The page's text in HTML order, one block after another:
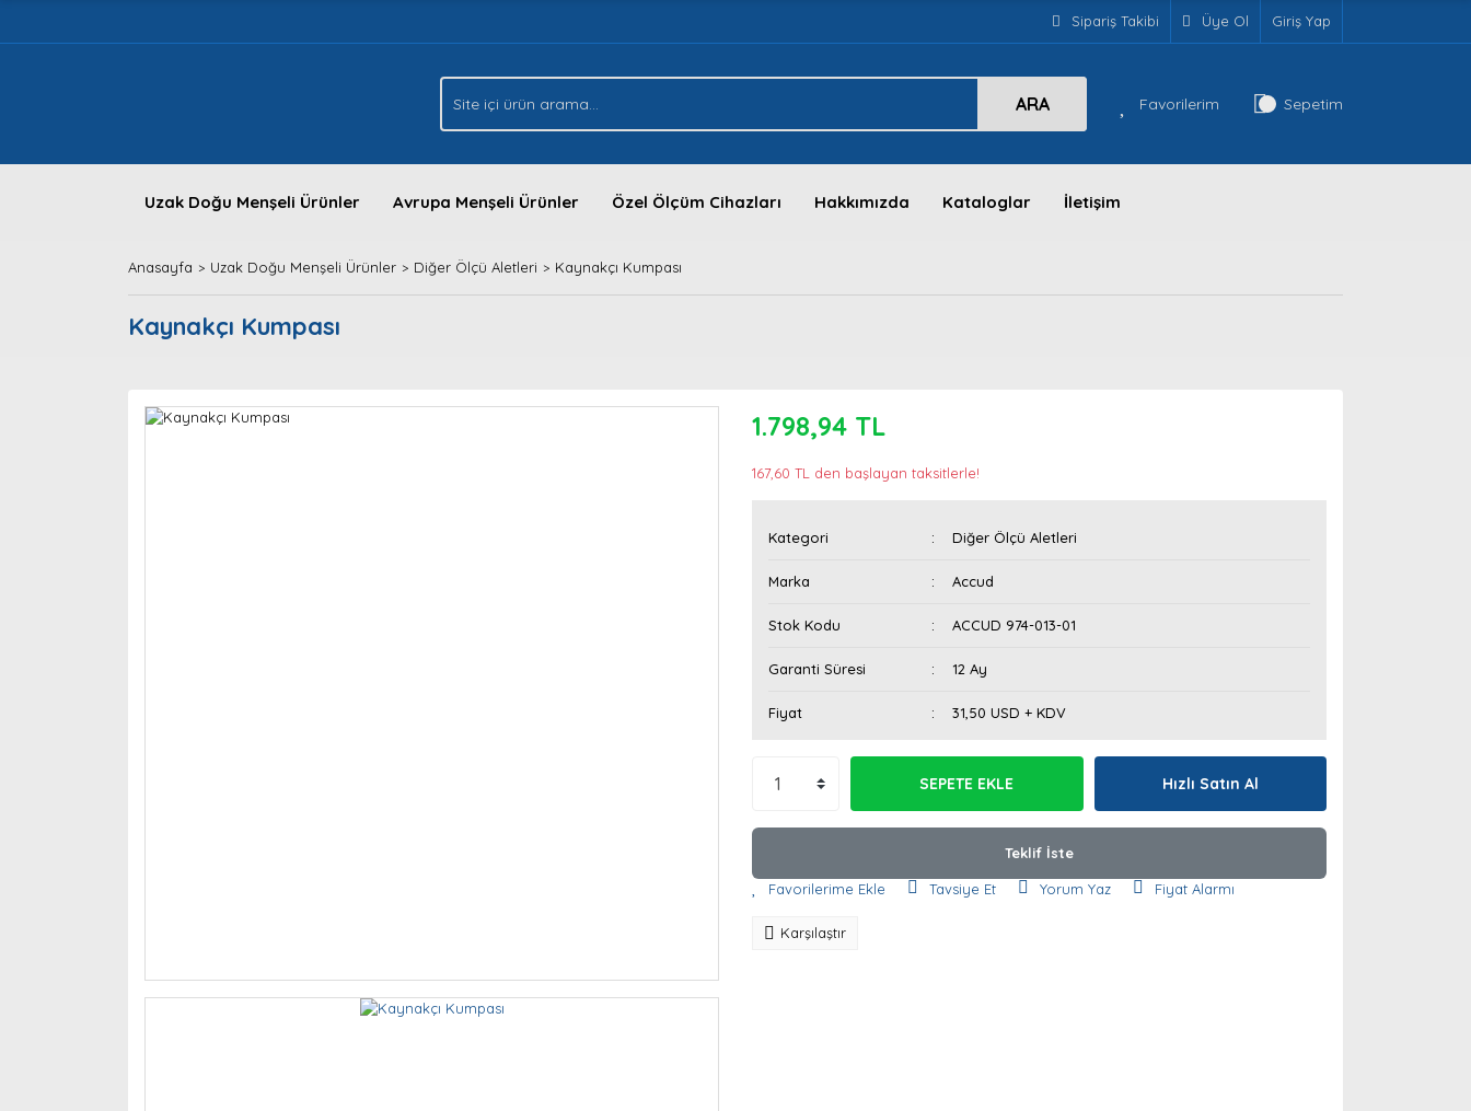
Sipariş Takibi Üye Ol Giriş Yap
ARA Favorilerim Sepetim
Uzak Doğu Menşeli Ürünler Avrupa Menşeli Ürünler Özel Ölçüm Cihazları Hakkımızda Kataloglar İletişim
Anasayfa Uzak Doğu Menşeli Ürünler Diğer Ölçü Aletleri Kaynakçı Kumpası
Kaynakçı Kumpası
1.798,94 TL
167,60 TL den başlayan taksitlerle!
Kategori Diğer Ölçü Aletleri
Marka Accud
Stok Kodu ACCUD 974-013-01
Garanti Süresi 12 Ay
Fiyat 31,50 USD + KDV
SEPETE EKLE Hızlı Satın Al
Teklif İste
Tavsiye Et Yorum Yaz Fiyat Alarmı
Karşılaştır